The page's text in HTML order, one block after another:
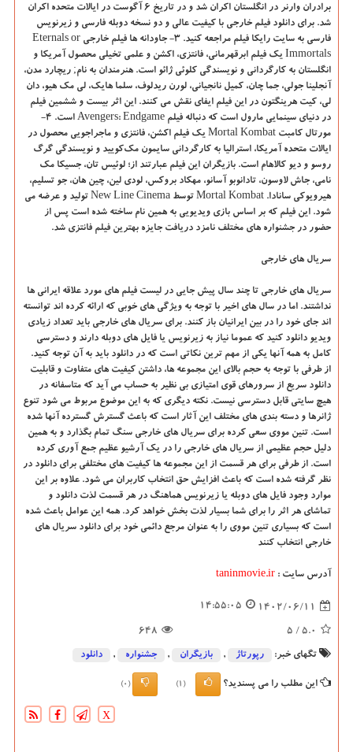
برادران وارنر در انگلستان اکران شد و در تاریخ 6 آگوست در ایالات متحده اکران
شد. برای دانلود فیلم خارجی با کیفیت عالی و دو نسخه دوبله فارسی و زیرنویس
فارسی به سایت رایکا فیلم مراجعه کنید. 3- جاودانه ها فیلم خارجی
Eternals or
Immortals یک فیلم ابرقهرمانی، فانتزی، اکشن و علمی تخیلی محصول آمریکا و
انگلستان به کارگردانی و نویسندگی کلوئی ژائو است. هنرمندان به نام; ریچارد مدن،
آنجلینا جولی، جما چان، کمیل نانجیانی، لورن ریدلوف، سلما هایک، لی مک هیو، دان
لی، کیت هرینگتون در این فیلم ایفای نقش می کنند. این اثر بیست و ششمین فیلم
در دنیای سینمایی مارول است که دنباله فیلم
است. 4-
مورتال کامبت
یک فیلم اکشن، فانتزی و ماجراجویی محصول در
ایالات متحده آمریکا، استرالیا به کارگردانی سایمون مک‌کویید و نویسندگی گرگ
روسو و دیو کالاهام است. بازیگران این فیلم عبارتند از؛ لوئیس تان، جسیکا مک
نامی، جاش لاوسون، تادانوبو آسانو، مهکاد بروکس، لودی لین، چین هان، جو تسلیم،
هیرویوکی سانادا. Mortal Kombat توسط
تولید و عرضه می
شود. این فیلم که بر اساس بازی ویدیویی به همین نام ساخته شده است پس از
حضور در جشنواره های مختلف نامزد دریافت جایزه بهترین فیلم فانتزی شد.
سریال های خارجی
سریال های خارجی تا چند سال پیش جایی در لیست فیلم های مورد علاقه ایرانی ها
نداشتند. اما در سال های اخیر با توجه به ویژگی های خوبی که ارائه کرده اند توانسته
اند جای خود را در بین ایرانیان باز کنند. برای سریال های خارجی باید تعداد زیادی
ویدیو دانلود کنید که عموما نیاز به زیرنویس یا فایل های دوبله دارند و دسترسی
کامل به همه آنها یکی از مهم ترین نکاتی است که در دانلود باید به آن توجه کنید.
از طرفی با توجه به حجم بالای این مجموعه ها، داشتن کیفیت های متفاوت و قابلیت
دانلود سریع از سرورهای قوی امتیازی بی نظیر به حساب می آید که متاسفانه در
هیچ سایتی قابل دسترسی نیست. نکته دیگری که به این موضوع مربوط می شود تنوع
ژانرها و دسته بندی های مختلف این آثار است که باعث گسترش گسترده آنها شده
است. تنین مووی سعی کرده برای سریال های خارجی سنگ تمام بگذارد و به همین
دلیل حجم عظیمی از سریال های خارجی را در یک آرشیو عظیم جمع آوری کرده
است. از طرفی برای هر قسمت از این مجموعه ها کیفیت های مختلفی برای دانلود در
نظر گرفته شده است که باعث افزایش حق انتخاب کاربران می شود. علاوه بر این
موارد وجود فایل های دوبله یا زیرنویس هماهنگ در هر قسمت لذت دانلود و
تماشای هر اثر را برای شما بسیار لذت بخش خواهد کرد. همه این عوامل باعث شده
است که بسیاری تنین مووی را به عنوان مرجع دائمی خود برای دانلود سریال های
خارجی انتخاب کنند
آدرس سایت :
taninmovie.ir
1402/06/11
14:55:05
5.0
/ 5
648
تگهای خبر: رپورتاژ , بازیگران , جشنواره , دانلود
این مطلب را می پسندید؟ (1)
(0)
X